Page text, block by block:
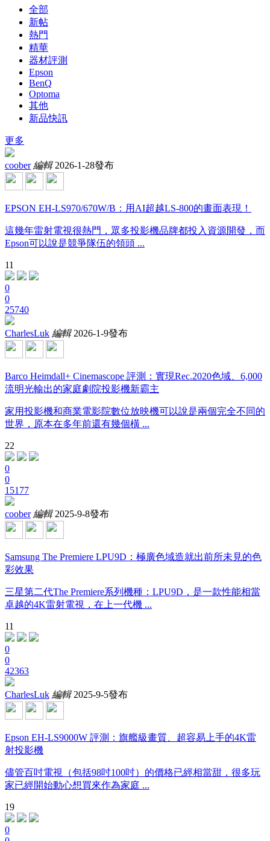
全部
新帖
熱門
精華
器材評測
Epson
BenQ
Optoma
其他
新品快訊
更多
coober 編輯 2026-1-28發布
EPSON EH-LS970/670W/B：用AI超越LS-800的畫面表現！
這幾年雷射電視很熱門，眾多投影機品牌都投入資源開發，而
Epson可以說是競爭隊伍的領頭 ...
11
0
0
25740
CharlesLuk 編輯 2026-1-9發布
Barco Heimdall+ Cinemascope 評測：實現Rec.2020色域、6,000
流明光輸出的家庭劇院投影機新霸主
家用投影機和商業電影院數位放映機可以說是兩個完全不同的
世界，原本在多年前還有幾個橫 ...
22
0
0
15177
coober 編輯 2025-9-8發布
Samsung The Premiere LPU9D：極廣色域造就出前所未見的色
彩效果
三星第二代The Premiere系列機種：LPU9D，是一款性能相當
卓越的4K雷射電視，在上一代機 ...
11
0
0
42363
CharlesLuk 編輯 2025-9-5發布
Epson EH-LS9000W 評測：旗艦級畫質、超容易上手的4K雷
射投影機
儘管百吋電視（包括98吋100吋）的價格已經相當甜，很多玩
家已經開始動心想買來作為家庭 ...
19
0